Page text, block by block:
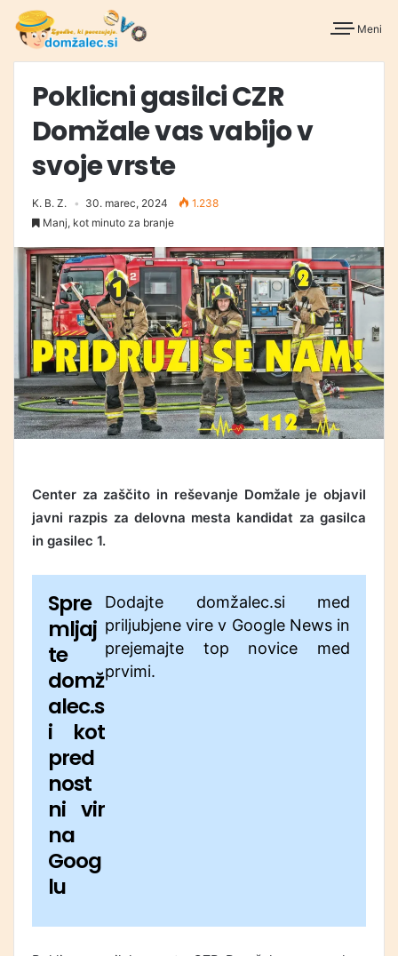
Meni
Poklicni gasilci CZR
Domžale vas vabijo v
svoje vrste
K. B. Z. 30. marec, 2024
1.238
Manj, kot minuto za branje
Center za zaščito in reševanje Domžale je objavil
javni razpis za delovna mesta kandidat za gasilca
in gasilec 1.
Spre
mljaj
te
domž
alec.s
i kot
pred
nost
ni vir
na
Goog
lu
Dodajte domžalec.si med
priljubjene vire v Google News in
prejemajte top novice med
prvimi.